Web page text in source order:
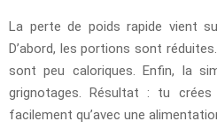
La perte de poids rapide vient
D’abord, les portions sont
sont peu caloriques. Enfin, la
grignotages. Résultat : tu
facilement qu’avec une